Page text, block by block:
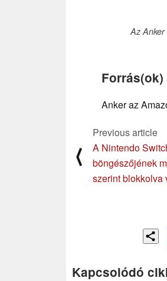
Az
Forrás(ok)
Anker az
⟨
Previous article
A Nintendo
böngészőjének
szerint blokkolva
Kapcsolódó